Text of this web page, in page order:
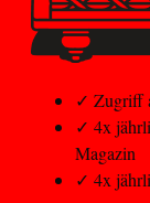
✓ Zugriff
✓ 4x
Magazin
✓ 4x